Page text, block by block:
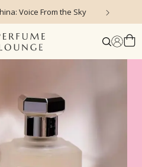
Voice From the Sky